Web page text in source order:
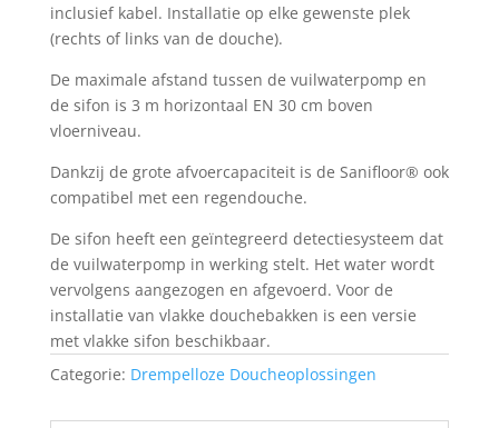
inclusief kabel. Installatie op elke gewenste plek
(rechts of links van de douche).
De maximale afstand tussen de vuilwaterpomp en
de sifon is 3 m horizontaal EN 30 cm boven
vloerniveau.
Dankzij de grote afvoercapaciteit is de Sanifloor® ook
compatibel met een regendouche.
De sifon heeft een geïntegreerd detectiesysteem dat
de vuilwaterpomp in werking stelt. Het water wordt
vervolgens aangezogen en afgevoerd. Voor de
installatie van vlakke douchebakken is een versie
met vlakke sifon beschikbaar.
Categorie: Drempelloze Doucheoplossingen